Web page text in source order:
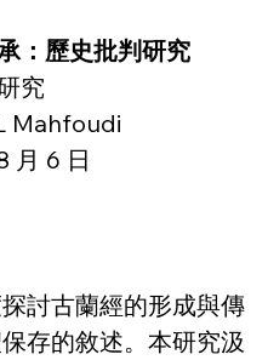
：歷史批判研究
究
Mahfoudi
月 6 日
討古蘭經的形成與傳
存的敘述。本研究汲